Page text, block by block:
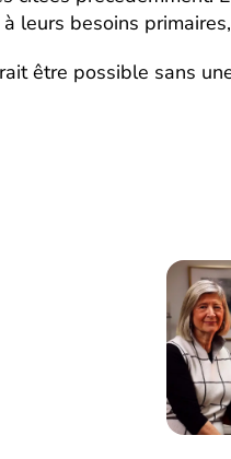
leurs besoins
être possible sans